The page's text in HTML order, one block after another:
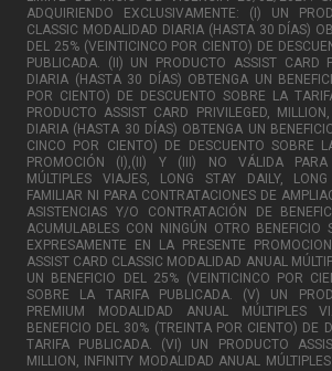
ADQUIRIENDO EXCLUSIVAMENTE: (I) UN
CLASSIC MODALIDAD DIARIA (HASTA 30 DÍAS)
DEL 25% (VEINTICINCO POR CIENTO) DE
PUBLICADA. (II) UN PRODUCTO ASSIST CARD
DIARIA (HASTA 30 DÍAS) OBTENGA UN
POR CIENTO) DE DESCUENTO SOBRE LA
PRODUCTO ASSIST CARD PRIVILEGED,
DIARIA (HASTA 30 DÍAS) OBTENGA UN
CINCO POR CIENTO) DE DESCUENTO SOBRE
PROMOCIÓN (I),(II) Y (III) NO VÁLIDA PARA
MÚLTIPLES VIAJES, LONG STAY DAILY,
FAMILIAR NI PARA CONTRATACIONES DE
ASISTENCIAS Y/O CONTRATACIÓN DE
ACUMULABLES CON NINGÚN OTRO BENEFICIO
EXPRESAMENTE EN LA PRESENTE
ASSIST CARD CLASSIC MODALIDAD ANUAL
UN BENEFICIO DEL 25% (VEINTICINCO POR
SOBRE LA TARIFA PUBLICADA. (V) UN
PREMIUM MODALIDAD ANUAL MÚLTIPLES
BENEFICIO DEL 30% (TREINTA POR CIENTO) DE
TARIFA PUBLICADA. (VI) UN PRODUCTO
MILLION, INFINITY MODALIDAD ANUAL